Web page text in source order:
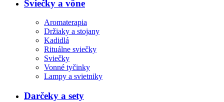
Sviečky a vône
Aromaterapia
Držiaky a stojany
Kadidlá
Rituálne sviečky
Sviečky
Vonné tyčinky
Lampy a svietniky
Darčeky a sety